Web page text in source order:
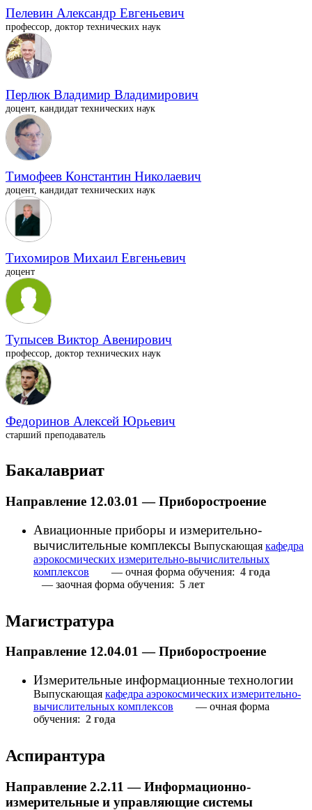
Пелевин Александр Евгеньевич
профессор, доктор технических наук
Перлюк Владимир Владимирович
доцент, кандидат технических наук
Тимофеев Константин Николаевич
доцент, кандидат технических наук
Тихомиров Михаил Евгеньевич
доцент
Тупысев Виктор Авенирович
профессор, доктор технических наук
Федоринов Алексей Юрьевич
старший преподаватель
Бакалавриат
Направление 12.03.01 — Приборостроение
Авиационные приборы и измерительно-
вычислительные комплексы Выпускающая кафедра
аэрокосмических измерительно-вычислительных
комплексов
— очная форма обучения: 4 года
— заочная форма обучения: 5 лет
Магистратура
Направление 12.04.01 — Приборостроение
Измерительные информационные технологии
Выпускающая кафедра аэрокосмических измерительно-
вычислительных комплексов
— очная форма
обучения: 2 года
Аспирантура
Направление 2.2.11 — Информационно-
измерительные и управляющие системы